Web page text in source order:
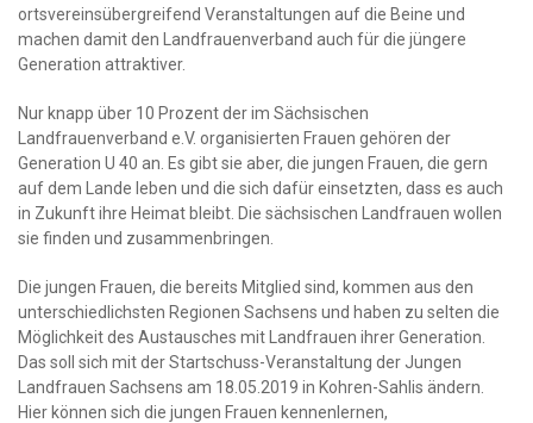
ortsvereinsübergreifend Veranstaltungen auf die Beine und
machen damit den Landfrauenverband auch für die jüngere
Generation attraktiver.
Nur knapp über 10 Prozent der im Sächsischen
Landfrauenverband e.V. organisierten Frauen gehören der
Generation U 40 an. Es gibt sie aber, die jungen Frauen, die gern
auf dem Lande leben und die sich dafür einsetzten, dass es auch
in Zukunft ihre Heimat bleibt. Die sächsischen Landfrauen wollen
sie finden und zusammenbringen.
Die jungen Frauen, die bereits Mitglied sind, kommen aus den
unterschiedlichsten Regionen Sachsens und haben zu selten die
Möglichkeit des Austausches mit Landfrauen ihrer Generation.
Das soll sich mit der Startschuss-Veranstaltung der Jungen
Landfrauen Sachsens am 18.05.2019 in Kohren-Sahlis ändern.
Hier können sich die jungen Frauen kennenlernen,